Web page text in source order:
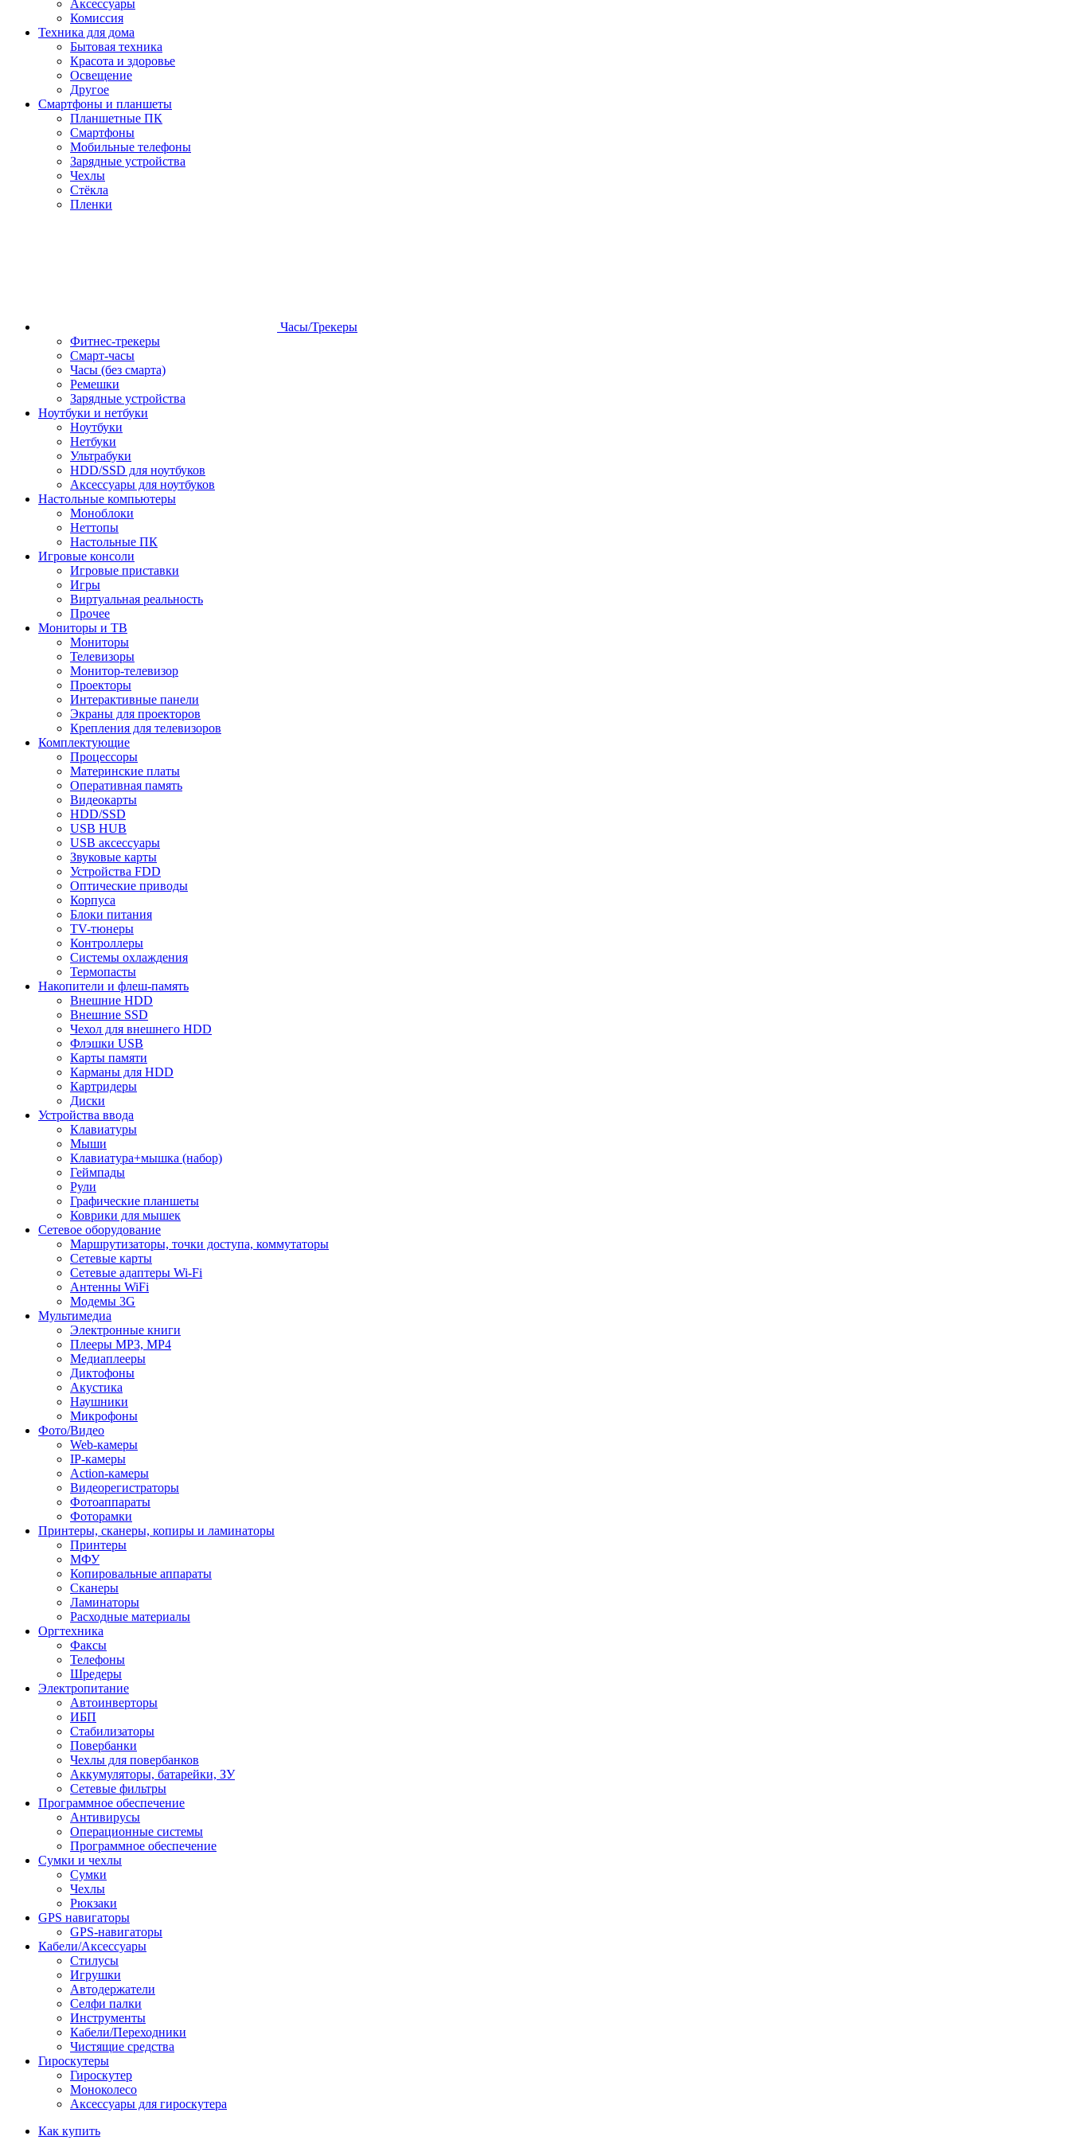
Аксессуары
Комиссия
Техника для дома
Бытовая техника
Красота и здоровье
Освещение
Другое
Смартфоны и планшеты
Планшетные ПК
Смартфоны
Мобильные телефоны
Зарядные устройства
Чехлы
Стёкла
Пленки
Часы/Трекеры
Фитнес-трекеры
Смарт-часы
Часы (без смарта)
Ремешки
Зарядные устройства
Ноутбуки и нетбуки
Ноутбуки
Нетбуки
Ультрабуки
HDD/SSD для ноутбуков
Аксессуары для ноутбуков
Настольные компьютеры
Моноблоки
Неттопы
Настольные ПК
Игровые консоли
Игровые приставки
Игры
Виртуальная реальность
Прочее
Мониторы и ТВ
Мониторы
Телевизоры
Монитор-телевизор
Проекторы
Интерактивные панели
Экраны для проекторов
Крепления для телевизоров
Комплектующие
Процессоры
Материнские платы
Оперативная память
Видеокарты
HDD/SSD
USB HUB
USB аксессуары
Звуковые карты
Устройства FDD
Оптические приводы
Корпуса
Блоки питания
TV-тюнеры
Контроллеры
Системы охлаждения
Термопасты
Накопители и флеш-память
Внешние HDD
Внешние SSD
Чехол для внешнего HDD
Флэшки USB
Карты памяти
Карманы для HDD
Картридеры
Диски
Устройства ввода
Клавиатуры
Мыши
Клавиатура+мышка (набор)
Геймпады
Рули
Графические планшеты
Коврики для мышек
Сетевое оборудование
Маршрутизаторы, точки доступа, коммутаторы
Сетевые карты
Сетевые адаптеры Wi-Fi
Антенны WiFi
Модемы 3G
Мультимедиа
Электронные книги
Плееры MP3, MP4
Медиаплееры
Диктофоны
Акустика
Наушники
Микрофоны
Фото/Видео
Web-камеры
IP-камеры
Action-камеры
Видеорегистраторы
Фотоаппараты
Фоторамки
Принтеры, сканеры, копиры и ламинаторы
Принтеры
МФУ
Копировальные аппараты
Сканеры
Ламинаторы
Расходные материалы
Оргтехника
Факсы
Телефоны
Шредеры
Электропитание
Автоинверторы
ИБП
Стабилизаторы
Повербанки
Чехлы для повербанков
Аккумуляторы, батарейки, ЗУ
Сетевые фильтры
Программное обеспечение
Антивирусы
Операционные системы
Программное обеспечение
Сумки и чехлы
Сумки
Чехлы
Рюкзаки
GPS навигаторы
GPS-навигаторы
Кабели/Аксессуары
Стилусы
Игрушки
Автодержатели
Селфи палки
Инструменты
Кабели/Переходники
Чистящие средства
Гироскутеры
Гироскутер
Моноколесо
Аксессуары для гироскутера
Как купить